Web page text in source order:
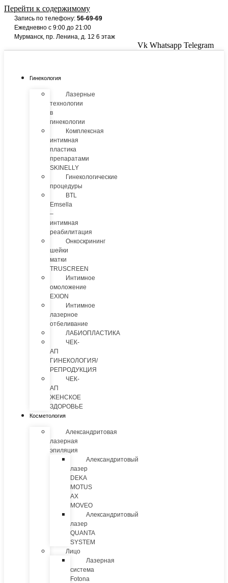
Перейти к содержимому
Запись по телефону: 56-69-69
Ежедневно с 9:00 до 21:00
Мурманск, пр. Ленина, д. 12 6 этаж
Vk Whatsapp Telegram
Гинекология
Лазерные
технологии
в
гинекологии
Комплексная
интимная
пластика
препаратами
SKINELLY
Гинекологические
процедуры
BTL
Emsella
–
интимная
реабилитация
Онкоскрининг
шейки
матки
TRUSCREEN
Интимное
омоложение
EXION
Интимное
лазерное
отбеливание
ЛАБИОПЛАСТИКА
ЧЕК-
АП
ГИНЕКОЛОГИЯ/
РЕПРОДУКЦИЯ
ЧЕК-
АП
ЖЕНСКОЕ
ЗДОРОВЬЕ
Косметология
Александритовая
лазерная
эпиляция
Александритовый
лазер
DEKA
MOTUS
AX
MOVEO
Александритовый
лазер
QUANTA
SYSTEM
Лицо
Лазерная
система
Fotona